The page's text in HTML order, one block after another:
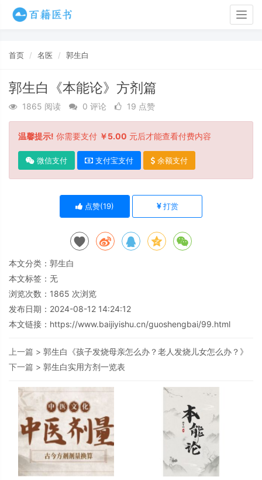
首页 名医 郭生白
郭生白《本能论》方剂篇
1865 阅读 0 评论 19 点赞
温馨提示! 你需要支付 ￥5.00 元后才能查看付费内容
微信支付 支付宝支付 余额支付
点赞(19) 打赏
本文分类： 郭生白
本文标签：无
浏览次数： 1865 次浏览
发布日期：2024-08-12 14:24:12
本文链接： https://www.baijiyishu.cn/guoshengbai/99.html
上一篇 > 郭生白《孩子发烧母亲怎么办？老人发烧儿女怎么办？》
下一篇 > 郭生白实用方剂一览表